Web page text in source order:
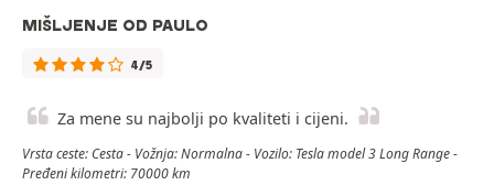
MIŠLJENJE OD PAULO
4/5
Za mene su najbolji po kvaliteti i cijeni.
Vrsta ceste: Cesta - Vožnja: Normalna - Vozilo: Tesla model 3 Long Range -
Pređeni kilometri: 70000 km